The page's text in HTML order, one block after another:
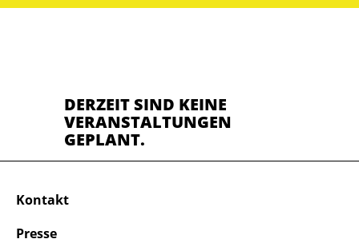
DERZEIT SIND KEINE
VERANSTALTUNGEN
GEPLANT.
Kontakt
Presse